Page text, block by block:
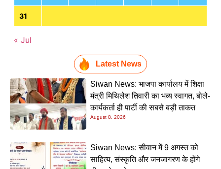
31
« Jul
Latest News
Siwan News: भाजपा कार्यालय में शिक्षा
मंत्री मिथिलेश तिवारी का भव्य स्वागत, बोले-
कार्यकर्ता ही पार्टी की सबसे बड़ी ताकत
August 8, 2026
Siwan News: सीवान में 9 अगस्त को
साहित्य, संस्कृति और जनजागरण के होंगे